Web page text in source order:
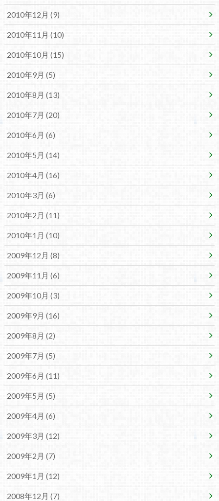
2010年12月 (9)
2010年11月 (10)
2010年10月 (15)
2010年9月 (5)
2010年8月 (13)
2010年7月 (20)
2010年6月 (6)
2010年5月 (14)
2010年4月 (16)
2010年3月 (6)
2010年2月 (11)
2010年1月 (10)
2009年12月 (8)
2009年11月 (6)
2009年10月 (3)
2009年9月 (16)
2009年8月 (2)
2009年7月 (5)
2009年6月 (11)
2009年5月 (5)
2009年4月 (6)
2009年3月 (12)
2009年2月 (7)
2009年1月 (12)
2008年12月 (7)